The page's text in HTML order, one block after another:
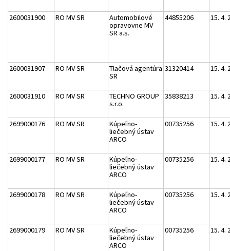
2600031900 RO MV SR
Automobilové
opravovne MV
SR a.s.
44855206 15. 4.
2600031907 RO MV SR
Tlačová agentúra
SR
31320414 15. 4.
2600031910 RO MV SR
TECHNO GROUP
s.r.o.
35838213 15. 4.
2699000176 RO MV SR
Kúpeľno-
liečebný ústav
ARCO
00735256 15. 4.
2699000177 RO MV SR
Kúpeľno-
liečebný ústav
ARCO
00735256 15. 4.
2699000178 RO MV SR
Kúpeľno-
liečebný ústav
ARCO
00735256 15. 4.
2699000179 RO MV SR
Kúpeľno-
liečebný ústav
ARCO
00735256 15. 4.